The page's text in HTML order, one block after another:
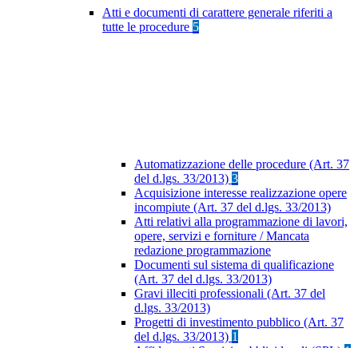
Atti e documenti di carattere generale riferiti a
tutte le procedure 5
Automatizzazione delle procedure (Art. 37
del d.lgs. 33/2013) 3
Acquisizione interesse realizzazione opere
incompiute (Art. 37 del d.lgs. 33/2013)
Atti relativi alla programmazione di lavori,
opere, servizi e forniture / Mancata
redazione programmazione
Documenti sul sistema di qualificazione
(Art. 37 del d.lgs. 33/2013)
Gravi illeciti professionali (Art. 37 del
d.lgs. 33/2013)
Progetti di investimento pubblico (Art. 37
del d.lgs. 33/2013) 1